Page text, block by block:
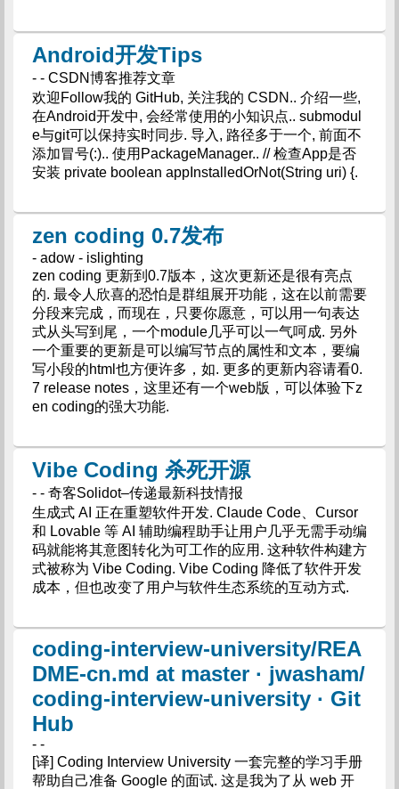
Android开发Tips
- - CSDN博客推荐文章
欢迎Follow我的 GitHub, 关注我的 CSDN.. 介绍一些,
在Android开发中, 会经常使用的小知识点.. submodul
e与git可以保持实时同步. 导入, 路径多于一个, 前面不
添加冒号(:).. 使用PackageManager.. // 检查App是否
安装 private boolean appInstalledOrNot(String uri) {.
zen coding 0.7发布
- adow - islighting
zen coding 更新到0.7版本，这次更新还是很有亮点
的. 最令人欣喜的恐怕是群组展开功能，这在以前需要
分段来完成，而现在，只要你愿意，可以用一句表达
式从头写到尾，一个module几乎可以一气呵成. 另外
一个重要的更新是可以编写节点的属性和文本，要编
写小段的html也方便许多，如. 更多的更新内容请看0.
7 release notes，这里还有一个web版，可以体验下z
en coding的强大功能.
Vibe Coding 杀死开源
- - 奇客Solidot–传递最新科技情报
生成式 AI 正在重塑软件开发. Claude Code、Cursor
和 Lovable 等 AI 辅助编程助手让用户几乎无需手动编
码就能将其意图转化为可工作的应用. 这种软件构建方
式被称为 Vibe Coding. Vibe Coding 降低了软件开发
成本，但也改变了用户与软件生态系统的互动方式.
coding-interview-university/REA
DME-cn.md at master · jwasham/
coding-interview-university · Git
Hub
- -
[译] Coding Interview University 一套完整的学习手册
帮助自己准备 Google 的面试. 这是我为了从 web 开